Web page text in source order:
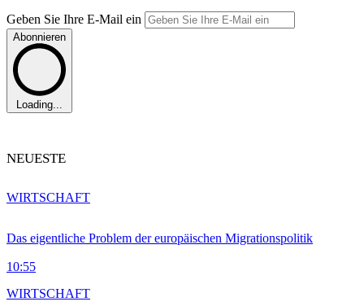
Geben Sie Ihre E-Mail ein
Abonnieren
Loading...
NEUESTE
Das eigentliche Problem der europäischen Migrationspolitik
10:55
WIRTSCHAFT
WIRTSCHAFT